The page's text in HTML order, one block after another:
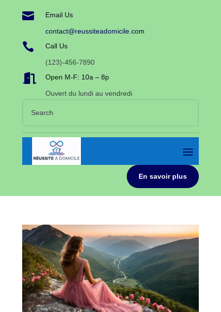
 Email Us
contact@reussiteadomicile.com
 Call Us
(123)-456-7890
 Open M-F: 10a – 8p
Ouvert du lundi au vendredi
En savoir plus